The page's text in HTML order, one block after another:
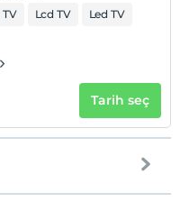
kadar ücretsizdir
TV Lcd TV
Led TV
Tarih seç